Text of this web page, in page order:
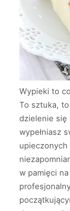
Wypieki to
To sztuka,
dzielenie się
wypełniasz
w pamięci